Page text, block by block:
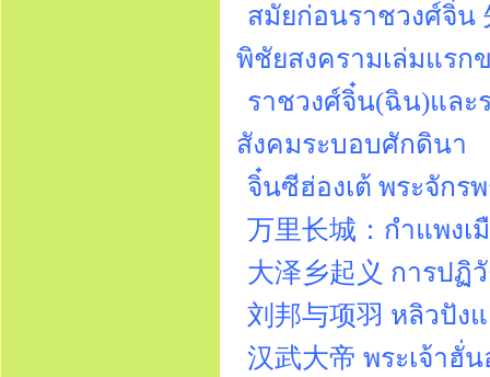
สมัยก่อนราชวงศ์จิ๋น
พิชัยสงครามเล่มแรก
ราชวงศ์จิ๋น(ฉิน)และ
สังคมระบอบศักดินา
จิ๋นซีฮ่องเต้ พระจักร
万里长城：กำแพงเ
大泽乡起义 การปฏิ
刘邦与项羽 หลิวปัง
汉武大帝 พระเจ้าฮั่